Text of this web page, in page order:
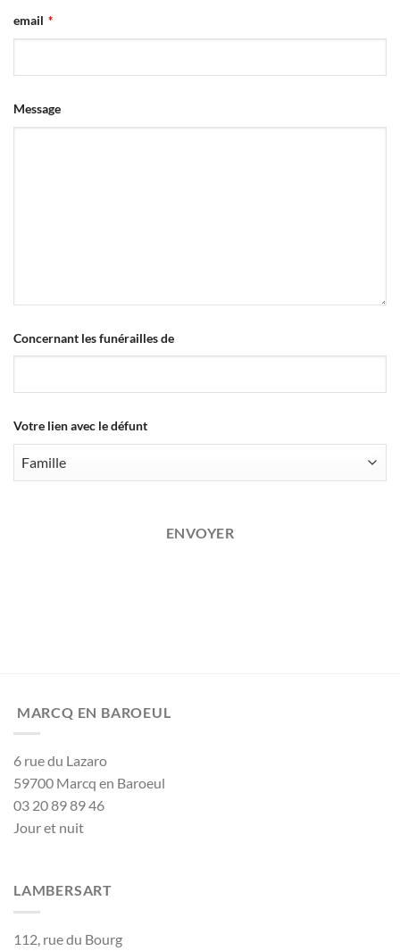
email *
Message
Concernant les funérailles de
Your
Website *
Votre lien avec le défunt
ENVOYER
MARCQ EN BAROEUL
6 rue du Lazaro
59700 Marcq en Baroeul
03 20 89 89 46
Jour et nuit
LAMBERSART
112, rue du Bourg